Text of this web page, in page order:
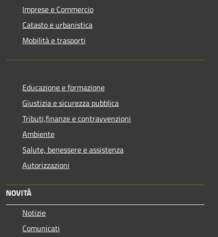
Imprese e Commercio
Catasto e urbanistica
Mobilità e trasporti
Educazione e formazione
Giustizia e sicurezza pubblica
Tributi,finanze e contravvenzioni
Ambiente
Salute, benessere e assistenza
Autorizzazioni
NOVITÀ
Notizie
Comunicati